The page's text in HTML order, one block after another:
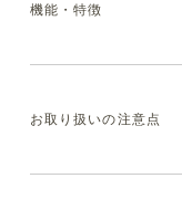
ルなアイテムなが
・ホワイト＝
より、より柔らか
機能・特徴
をご参照ください）
お取り扱いの注意点